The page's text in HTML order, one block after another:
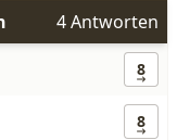
4 Antworten
8
8